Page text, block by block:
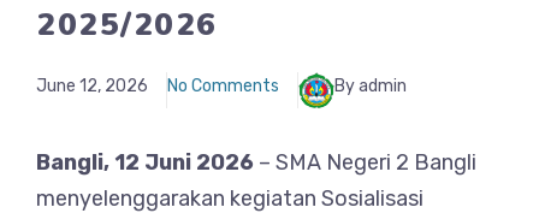
2025/2026
June 12, 2026 No Comments By admin
Bangli, 12 Juni 2026 – SMA Negeri 2 Bangli
menyelenggarakan kegiatan Sosialisasi